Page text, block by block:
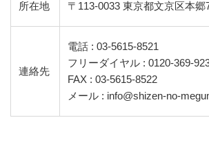
所在地 〒113-0033 東京都文京区本
連絡先
電話 : 03-5615-8521
フリーダイヤル : 0120-369-
FAX : 03-5615-8522
メール : info@shizen-no-